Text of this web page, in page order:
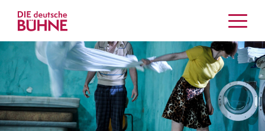
Kritiken
Schauspiel
Musiktheater
Tanz
Crossover